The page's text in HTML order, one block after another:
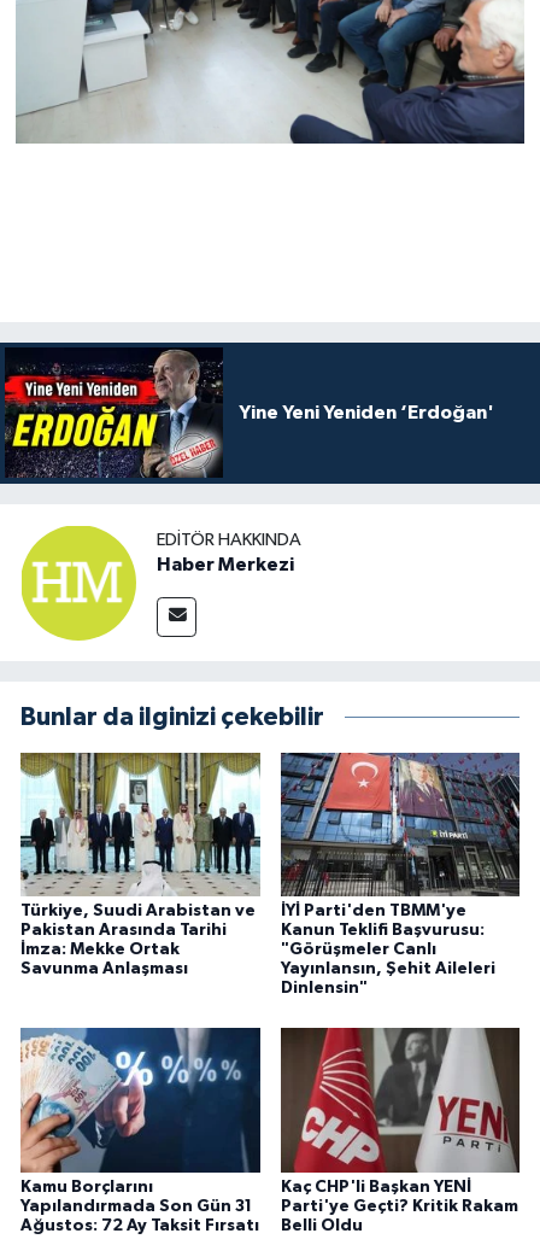
Yine Yeni Yeniden ‘Erdoğan'
EDITÖR HAKKINDA
Haber Merkezi
Bunlar da ilginizi çekebilir
Türkiye, Suudi Arabistan ve
Pakistan Arasında Tarihi
İmza: Mekke Ortak
Savunma Anlaşması
İYİ Parti'den TBMM'ye
Kanun Teklifi Başvurusu:
"Görüşmeler Canlı
Yayınlansın, Şehit Aileleri
Dinlensin"
Kamu Borçlarını
Yapılandırmada Son Gün 31
Ağustos: 72 Ay Taksit Fırsatı
Kaç CHP'li Başkan YENİ
Parti'ye Geçti? Kritik Rakam
Belli Oldu